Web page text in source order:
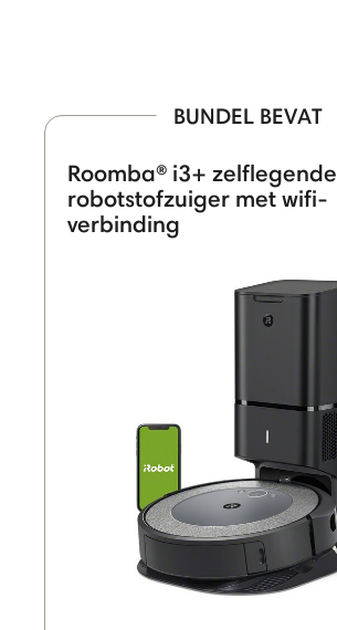
BUNDEL BEVAT
Roomba® i3+ zelflegende
robotstofzuiger met wifi-
verbinding